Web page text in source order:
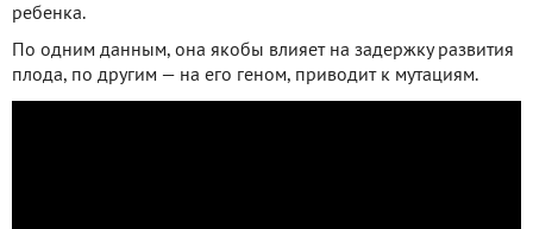
ребенка.
По одним данным, она якобы влияет на задержку развития
плода, по другим — на его геном, приводит к мутациям.